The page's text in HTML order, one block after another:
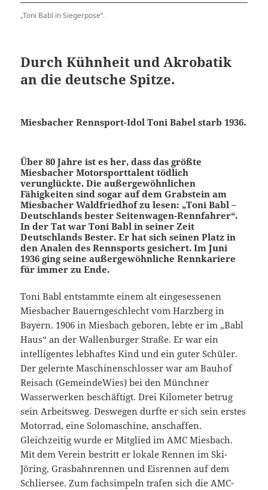
„Toni Babl in Siegerpose“.
Durch Kühnheit und Akrobatik
an die deutsche Spitze.
Miesbacher Rennsport-Idol Toni Babel starb 1936.
Über 80 Jahre ist es her, dass das größte
Miesbacher Motorsporttalent tödlich
verunglückte. Die außergewöhnlichen
Fähigkeiten sind sogar auf dem Grabstein am
Miesbacher Waldfriedhof zu lesen: „Toni Babl –
Deutschlands bester Seitenwagen-Rennfahrer“.
In der Tat war Toni Babl in seiner Zeit
Deutschlands Bester. Er hat sich seinen Platz in
den Analen des Rennsports gesichert. Im Juni
1936 ging seine außergewöhnliche Rennkariere
für immer zu Ende.
Toni Babl entstammte einem alt eingesessenen
Miesbacher Bauerngeschlecht vom Harzberg in
Bayern. 1906 in Miesbach geboren, lebte er im „Babl
Haus“ an der Wallenburger Straße. Er war ein
intelligentes lebhaftes Kind und ein guter Schüler.
Der gelernte Maschinenschlosser war am Bauhof
Reisach (GemeindeWies) bei den Münchner
Wasserwerken beschäftigt. Drei Kilometer betrug
sein Arbeitsweg. Deswegen durfte er sich sein erstes
Motorrad, eine Solomaschine, anschaffen.
Gleichzeitig wurde er Mitglied im AMC Miesbach.
Mit dem Verein bestritt er lokale Rennen im Ski-
Jöring, Grasbahnrennen und Eisrennen auf dem
Schliersee. Zum fachsimpeln trafen sich die AMC-